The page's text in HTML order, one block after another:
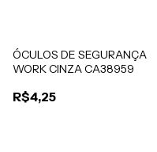
ÓCULOS DE SEGURANÇA
WORK CINZA CA38959
R$4,25